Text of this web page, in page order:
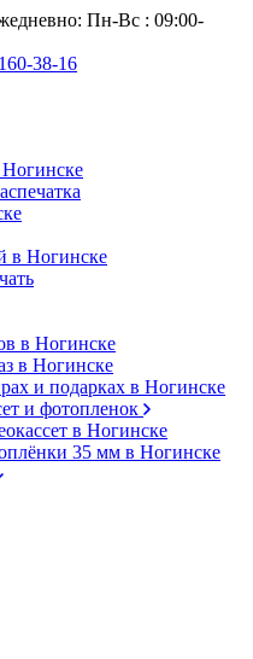
Пн-Вс : 09:00-
38-16
в Ногинске
в Ногинске
в Ногинске
и подарках в Ногинске
и фотопленок
в Ногинске
35 мм в Ногинске